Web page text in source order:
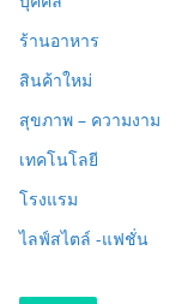
ร้านอาหาร
สินค้าใหม่
สุขภาพ – ความงาม
เทคโนโลยี
โรงแรม
ไลฟ์สไตล์ -แฟชั่น